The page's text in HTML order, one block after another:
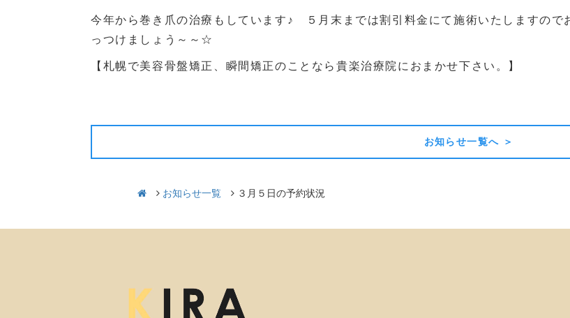
今年から巻き爪の治療もしています♪ ５月末までは割引料金にて施術いたしますの
っつけましょう～～☆
【札幌で美容骨盤矯正、瞬間矯正のことなら貴楽治療院におまかせ下さい。】
お知らせ一覧へ ＞
お知らせ一覧 ３月５日の予約状況